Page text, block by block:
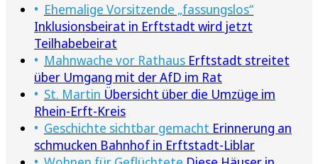
Ehemalige Vorsitzende „fassungslos“
Inklusionsbeirat in Erftstadt wird jetzt
Teilhabebeirat
Mahnwache vor Rathaus Erftstadt streitet
über Umgang mit der AfD im Rat
St. Martin Übersicht über die Umzüge im
Rhein-Erft-Kreis
Geschichte sichtbar gemacht Erinnerung an
schmucken Bahnhof in Erftstadt-Liblar